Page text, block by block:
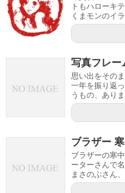
トもハローキ
くまモンのイ
写真フレー
思い出をその
一年を振り返
うもの、あり
ブラザー
ブラザーの寒
ーターさんで
まさのぶさん